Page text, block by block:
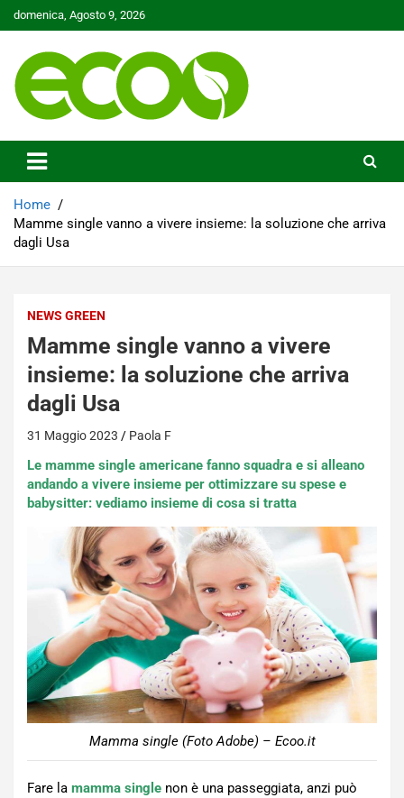
Skip
to
domenica, Agosto 9, 2026
Ecoo.it
Home
Mamme single vanno a vivere insieme: la soluzione che arriva
dagli Usa
NEWS GREEN
Mamme single vanno a vivere
insieme: la soluzione che arriva
dagli Usa
31 Maggio 2023 Paola F
Le mamme single americane fanno squadra e si alleano
andando a vivere insieme per ottimizzare su spese e
babysitter: vediamo insieme di cosa si tratta
Mamma single (Foto Adobe) – Ecoo.it
Fare la mamma single non è una passeggiata, anzi può